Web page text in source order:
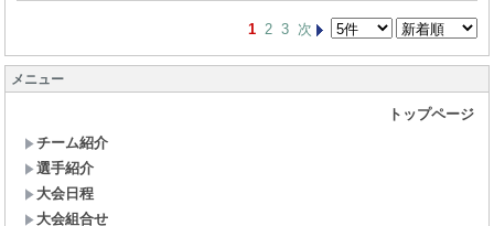
メニュー
トップページ
チーム紹介
選手紹介
大会日程
大会組合せ
1 2 3 次